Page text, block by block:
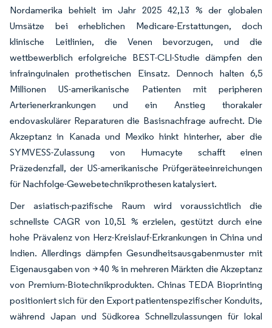
Nordamerika behielt im Jahr 2025 42,13 % der globalen
Umsätze bei erheblichen Medicare-Erstattungen, doch
klinische Leitlinien, die Venen bevorzugen, und die
wettbewerblich erfolgreiche BEST-CLI-Studie dämpfen den
infrainguinalen prothetischen Einsatz. Dennoch halten 6,5
Millionen US-amerikanische Patienten mit peripheren
Arterienerkrankungen und ein Anstieg thorakaler
endovaskulärer Reparaturen die Basisnachfrage aufrecht. Die
Akzeptanz in Kanada und Mexiko hinkt hinterher, aber die
SYMVESS-Zulassung von Humacyte schafft einen
Präzedenzfall, der US-amerikanische Prüfgeräteeinreichungen
für Nachfolge-Gewebetechnikprothesen katalysiert.
Der asiatisch-pazifische Raum wird voraussichtlich die
schnellste CAGR von 10,51 % erzielen, gestützt durch eine
hohe Prävalenz von Herz-Kreislauf-Erkrankungen in China und
Indien. Allerdings dämpfen Gesundheitsausgabenmuster mit
Eigenausgaben von > 40 % in mehreren Märkten die Akzeptanz
von Premium-Biotechnikprodukten. Chinas TEDA Bioprinting
positioniert sich für den Export patientenspezifischer Konduits,
während Japan und Südkorea Schnellzulassungen für lokal